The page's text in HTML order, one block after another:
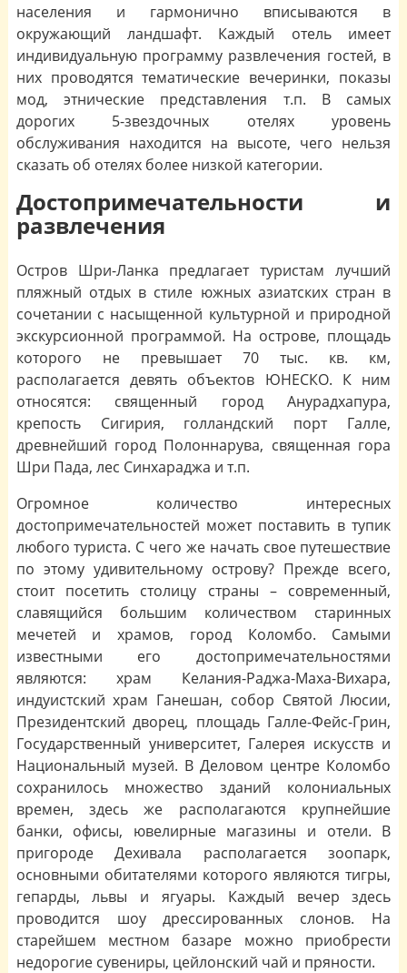
населения и гармонично вписываются в
окружающий ландшафт. Каждый отель имеет
индивидуальную программу развлечения гостей, в
них проводятся тематические вечеринки, показы
мод, этнические представления т.п. В самых
дорогих 5-звездочных отелях уровень
обслуживания находится на высоте, чего нельзя
сказать об отелях более низкой категории.
Достопримечательности и
развлечения
Остров Шри-Ланка предлагает туристам лучший
пляжный отдых в стиле южных азиатских стран в
сочетании с насыщенной культурной и природной
экскурсионной программой. На острове, площадь
которого не превышает 70 тыс. кв. км,
располагается девять объектов ЮНЕСКО. К ним
относятся: священный город Анурадхапура,
крепость Сигирия, голландский порт Галле,
древнейший город Полоннарува, священная гора
Шри Пада, лес Синхараджа и т.п.
Огромное количество интересных
достопримечательностей может поставить в тупик
любого туриста. С чего же начать свое путешествие
по этому удивительному острову? Прежде всего,
стоит посетить столицу страны – современный,
славящийся большим количеством старинных
мечетей и храмов, город Коломбо. Самыми
известными его достопримечательностями
являются: храм Келания-Раджа-Маха-Вихара,
индуистский храм Ганешан, собор Святой Люсии,
Президентский дворец, площадь Галле-Фейс-Грин,
Государственный университет, Галерея искусств и
Национальный музей. В Деловом центре Коломбо
сохранилось множество зданий колониальных
времен, здесь же располагаются крупнейшие
банки, офисы, ювелирные магазины и отели. В
пригороде Дехивала располагается зоопарк,
основными обитателями которого являются тигры,
гепарды, львы и ягуары. Каждый вечер здесь
проводится шоу дрессированных слонов. На
старейшем местном базаре можно приобрести
недорогие сувениры, цейлонский чай и пряности.